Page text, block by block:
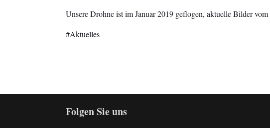
Unsere Drohne ist im Januar 2019 geflogen, aktuelle Bilder
Aktuelles
Folgen Sie uns